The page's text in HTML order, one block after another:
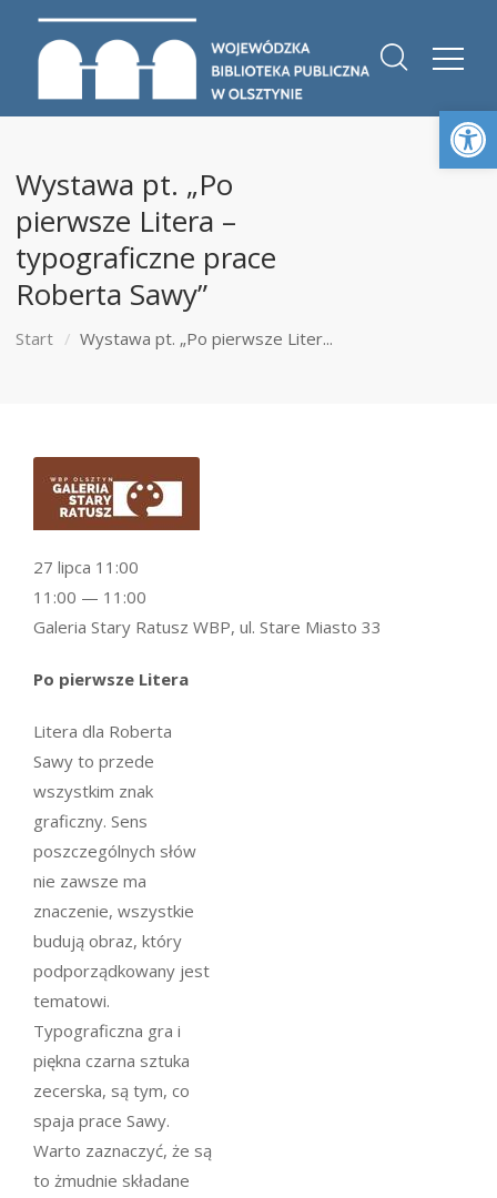
Wystawa pt. „Po
pierwsze Litera –
typograficzne prace
Roberta Sawy”
Start Wystawa pt. „Po pierwsze Liter...
Po pierwsze Litera
Litera dla Roberta
Sawy to przede
wszystkim znak
graficzny. Sens
poszczególnych słów
nie zawsze ma
znaczenie, wszystkie
budują obraz, który
podporządkowany jest
tematowi.
Typograficzna gra i
piękna czarna sztuka
zecerska, są tym, co
spaja prace Sawy.
Warto zaznaczyć, że są
to żmudnie składane
27 lipca 11:00
11:00 — 11:00
Galeria Stary Ratusz WBP, ul. Stare Miasto 33